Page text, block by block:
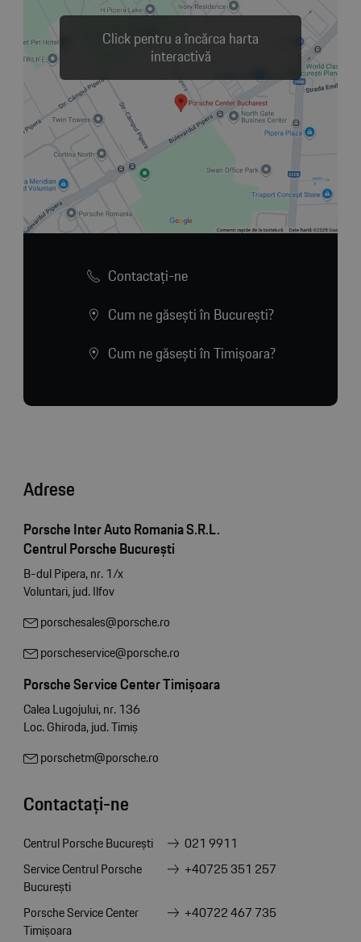
Click pentru a încărca harta
interactivă
Contactaţi-ne
Cum ne găsești în București?
Cum ne găsești în Timișoara?
Adrese
Porsche Inter Auto Romania S.R.L.
Centrul Porsche București
B-dul Pipera, nr. 1/x
Voluntari, jud. Ilfov
porschesales@porsche.ro
porscheservice@porsche.ro
Porsche Service Center Timișoara
Calea Lugojului, nr. 136
Loc. Ghiroda, jud. Timiș
porschetm@porsche.ro
Contactați-ne
Centrul Porsche București
021 9911
Service Centrul Porsche
București
+40725 351 257
Porsche Service Center
Timișoara
+40722 467 735